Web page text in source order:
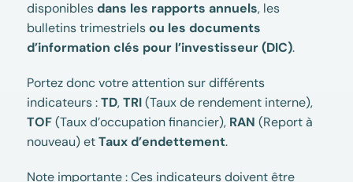
disponiblesdans les rapports annuels, les
bulletins trimestrielsou les documents
d’information clés pour l’investisseur (DIC).
Portez donc votre attention sur différents
indicateurs :TD,TRI(Taux de rendement interne),
TOF(Taux d’occupation financier), RAN (Report à
nouveau) etTaux d’endettement.
Note importante : Ces indicateurs doivent être